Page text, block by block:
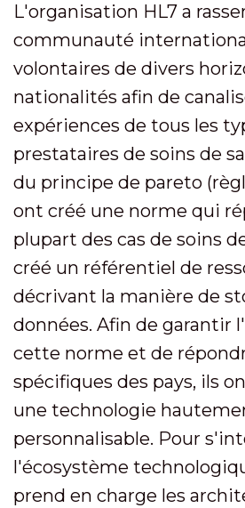
L'organisation HL7 a
communauté
volontaires de divers
nationalités afin de
expériences de tous les
prestataires de soins de
du principe de pareto
ont créé une norme qui
plupart des cas de soins
créé un référentiel de
décrivant la manière de
données. Afin de garantir
cette norme et de
spécifiques des pays, ils
une technologie
personnalisable. Pour
l'écosystème
prend en charge les